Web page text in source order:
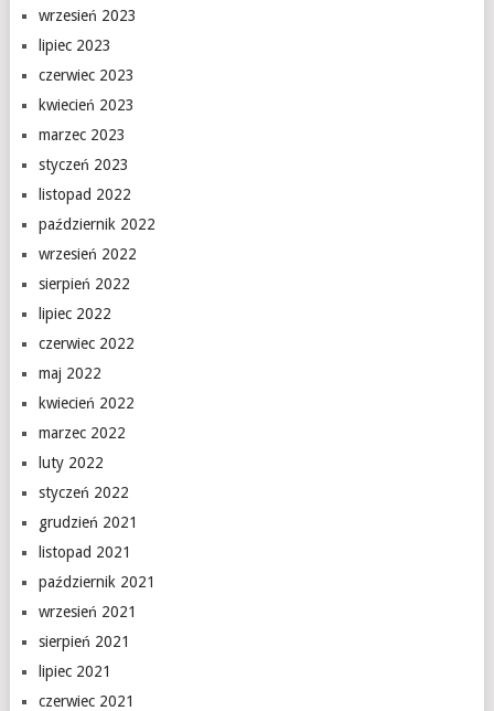
wrzesień 2023
lipiec 2023
czerwiec 2023
kwiecień 2023
marzec 2023
styczeń 2023
listopad 2022
październik 2022
wrzesień 2022
sierpień 2022
lipiec 2022
czerwiec 2022
maj 2022
kwiecień 2022
marzec 2022
luty 2022
styczeń 2022
grudzień 2021
listopad 2021
październik 2021
wrzesień 2021
sierpień 2021
lipiec 2021
czerwiec 2021